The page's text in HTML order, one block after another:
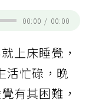
00:00 / 00:00
上床睡覺，
活忙碌，晚
有其困難，